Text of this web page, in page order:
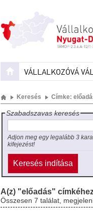
VÁLLALKOZÓVÁ
Keresés Címke:
Szabadszavas keresés
Adjon meg egy legalább 3
kifejezést!
A(z) "előadás"
Összesen 7 találat,